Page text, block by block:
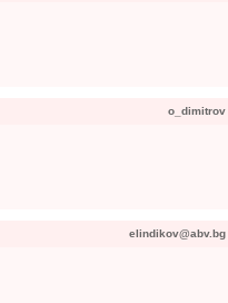
o_dimitrov
elindikov@abv.bg